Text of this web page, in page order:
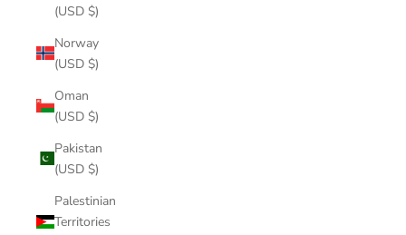
(USD $)
Norway
(USD $)
Oman
(USD $)
Pakistan
(USD $)
Palestinian
Territories